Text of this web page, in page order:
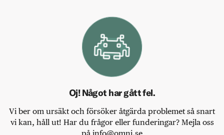
Oj! Något har gått fel.
Vi ber om ursäkt och försöker åtgärda problemet så snart
vi kan, håll ut! Har du frågor eller funderingar? Mejla oss